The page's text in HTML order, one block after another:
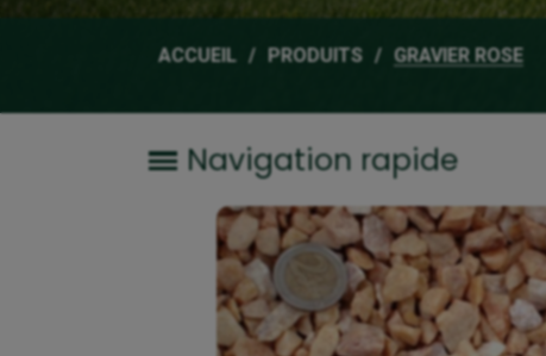
ACCUEIL PRODUITS GRAVIER ROSE